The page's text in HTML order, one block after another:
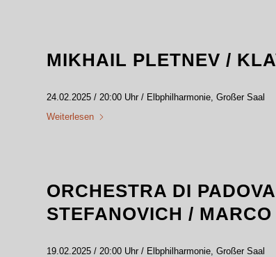
MIKHAIL PLETNEV /
24.02.2025 / 20:00 Uhr / Elbphilharmonie, Großer Saal
Weiterlesen
ORCHESTRA DI
STEFANOVICH /
19.02.2025 / 20:00 Uhr / Elbphilharmonie, Großer Saal